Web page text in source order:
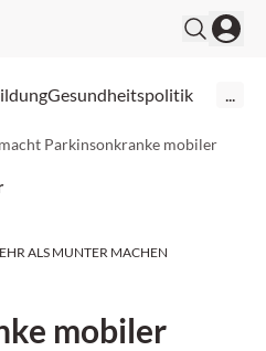
Gesundheitspolitik ...
Parkinsonkranke mobiler
ALS MUNTER MACHEN
mobiler